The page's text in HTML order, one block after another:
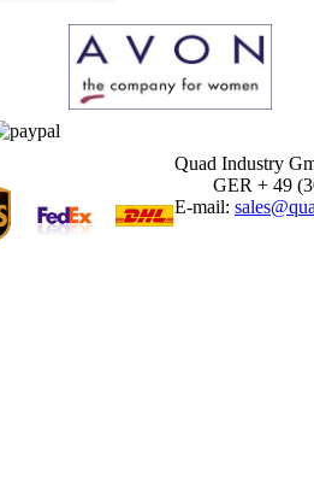
Quad Industry
GER + 49
E-mail: